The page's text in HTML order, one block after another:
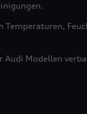
Temperaturen,
Modellen